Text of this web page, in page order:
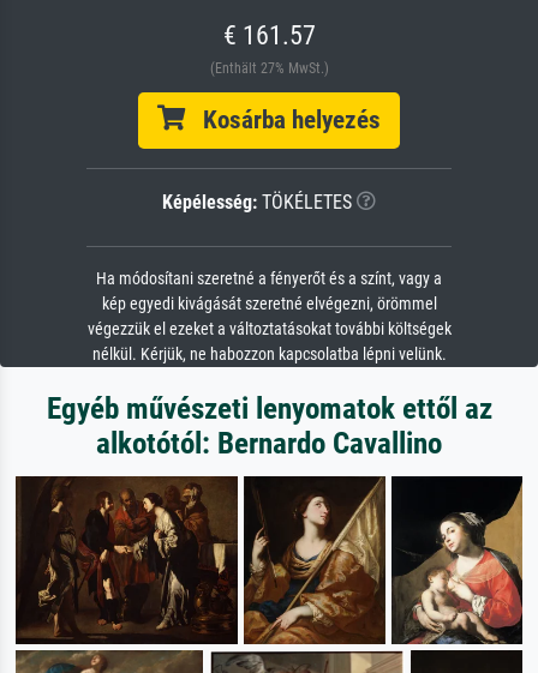
€ 161.57
(Enthält 27% MwSt.)
Kosárba helyezés
Képélesség: TÖKÉLETES
Ha módosítani szeretné a fényerőt és a színt, vagy a
kép egyedi kivágását szeretné elvégezni, örömmel
végezzük el ezeket a változtatásokat további költségek
nélkül. Kérjük, ne habozzon kapcsolatba lépni velünk.
Egyéb művészeti lenyomatok ettől az
alkotótól: Bernardo Cavallino